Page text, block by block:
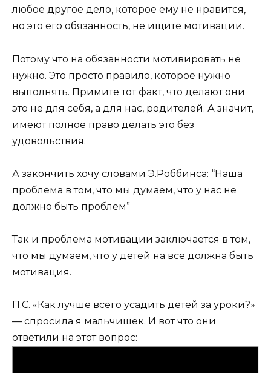
любое другое дело, которое ему не нравится,
но это его обязанность, не ищите мотивации.
Потому что на обязанности мотивировать не
нужно. Это просто правило, которое нужно
выполнять. Примите тот факт, что делают они
это не для себя, а для нас, родителей. А значит,
имеют полное право делать это без
удовольствия.
А закончить хочу словами Э.Роббинса: “Наша
проблема в том, что мы думаем, что у нас не
должно быть проблем”
Так и проблема мотивации заключается в том,
что мы думаем, что у детей на все должна быть
мотивация.
П.С. «Как лучше всего усадить детей за уроки?»
— спросила я мальчишек. И вот что они
ответили на этот вопрос: